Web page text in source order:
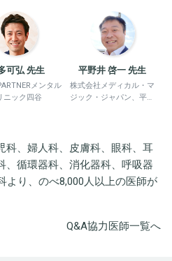
可弘 先生
メンタル
ニック四谷
平野井 啓一 先生
株式会社メディカル・マ
ジック・ジャパン、平野
科、婦人科、皮膚科、眼科、耳
、循環器科、消化器科、呼吸器
より、のべ8,000人以上の医師が
Q&A協力医師一覧へ